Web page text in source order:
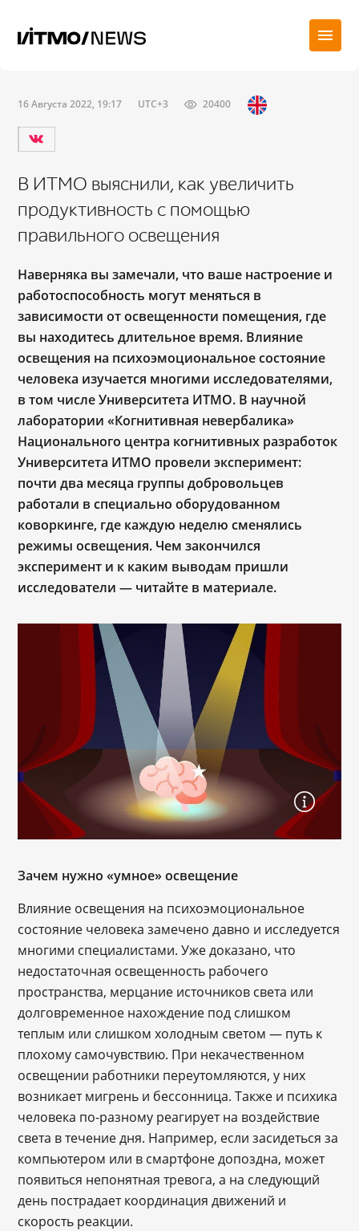
16 Августа 2022, 19:17 UTC+3 20400
В ИТМО выяснили, как увеличить
продуктивность с помощью
правильного освещения
Наверняка вы замечали, что ваше настроение и
работоспособность могут меняться в
зависимости от освещенности помещения, где
вы находитесь длительное время. Влияние
освещения на психоэмоциональное состояние
человека изучается многими исследователями,
в том числе Университета ИТМО. В научной
лаборатории «Когнитивная невербалика»
Национального центра когнитивных разработок
Университета ИТМО провели эксперимент:
почти два месяца группы добровольцев
работали в специально оборудованном
коворкинге, где каждую неделю сменялись
режимы освещения. Чем закончился
эксперимент и к каким выводам пришли
исследователи — читайте в материале.
Зачем нужно «умное» освещение
Влияние освещения на психоэмоциональное
состояние человека замечено давно и исследуется
многими специалистами. Уже доказано, что
недостаточная освещенность рабочего
пространства, мерцание источников света или
долговременное нахождение под слишком
теплым или слишком холодным светом — путь к
плохому самочувствию. При некачественном
освещении работники переутомляются, у них
возникает мигрень и бессонница. Также и психика
человека по-разному реагирует на воздействие
света в течение дня. Например, если засидеться за
компьютером или в смартфоне допоздна, может
появиться непонятная тревога, а на следующий
день пострадает координация движений и
скорость реакции.